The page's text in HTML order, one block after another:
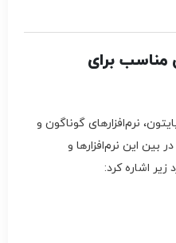
مناسب برای
نرم‌افزارهای گوناگون و
این نرم‌افزارها و
اشاره کرد: